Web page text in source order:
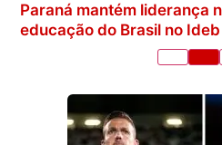
Paraná mantém liderança
educação do Brasil no